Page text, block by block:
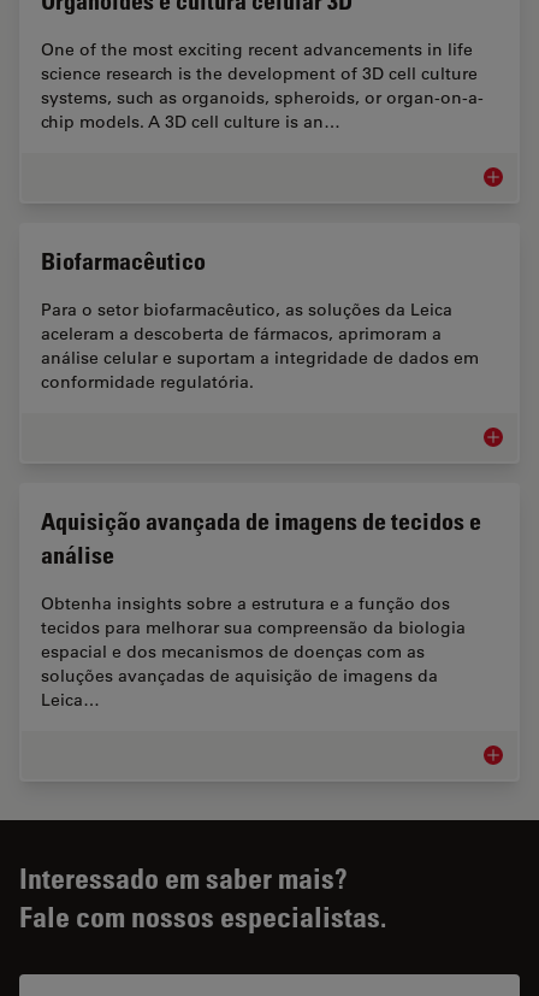
One of the most exciting recent advancements in life
science research is the development of 3D cell culture
systems, such as organoids, spheroids, or organ-on-a-
chip models. A 3D cell culture is an…
Biofarmacêutico
Para o setor biofarmacêutico, as soluções da Leica
aceleram a descoberta de fármacos, aprimoram a
análise celular e suportam a integridade de dados em
conformidade regulatória.
Aquisição avançada de imagens de tecidos e
análise
Obtenha insights sobre a estrutura e a função dos
tecidos para melhorar sua compreensão da biologia
espacial e dos mecanismos de doenças com as
soluções avançadas de aquisição de imagens da
Leica…
Interessado em saber mais?
Fale com nossos especialistas.